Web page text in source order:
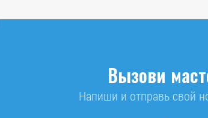
Вызови
Напиши и отправь свой